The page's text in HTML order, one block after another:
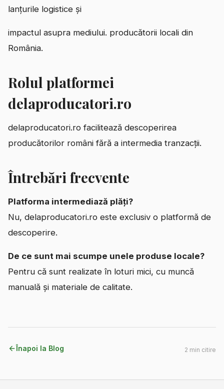
lanțurile logistice și
impactul asupra mediului. producătorii locali din
România.
Rolul platformei
delaproducatori.ro
delaproducatori.ro facilitează descoperirea
producătorilor români fără a intermedia tranzacții.
Întrebări frecvente
Platforma intermediază plăți?
Nu, delaproducatori.ro este exclusiv o platformă de
descoperire.
De ce sunt mai scumpe unele produse locale?
Pentru că sunt realizate în loturi mici, cu muncă
manuală și materiale de calitate.
Înapoi la Blog 2 min citire